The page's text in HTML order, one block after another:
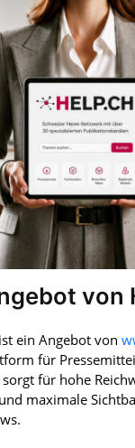
von
ein Angebot von
für
sorgt für hohe
maximale